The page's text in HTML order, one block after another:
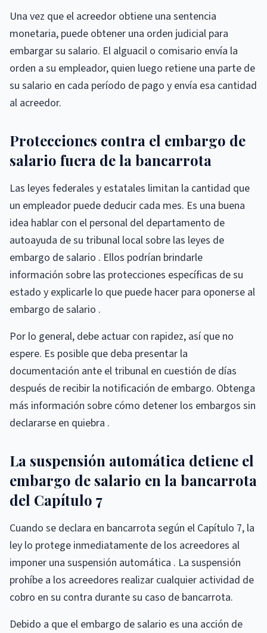
Una vez que el acreedor obtiene una sentencia
monetaria, puede obtener una orden judicial para
embargar su salario. El alguacil o comisario envía la
orden a su empleador, quien luego retiene una parte de
su salario en cada período de pago y envía esa cantidad
al acreedor.
Protecciones contra el embargo de
salario fuera de la bancarrota
Las leyes federales y estatales limitan la cantidad que
un empleador puede deducir cada mes. Es una buena
idea hablar con el personal del departamento de
autoayuda de su tribunal local sobre las leyes de
embargo de salario . Ellos podrían brindarle
información sobre las protecciones específicas de su
estado y explicarle lo que puede hacer para oponerse al
embargo de salario .
Por lo general, debe actuar con rapidez, así que no
espere. Es posible que deba presentar la
documentación ante el tribunal en cuestión de días
después de recibir la notificación de embargo. Obtenga
más información sobre cómo detener los embargos sin
declararse en quiebra .
La suspensión automática detiene el
embargo de salario en la bancarrota
del Capítulo 7
Cuando se declara en bancarrota según el Capítulo 7, la
ley lo protege inmediatamente de los acreedores al
imponer una suspensión automática . La suspensión
prohíbe a los acreedores realizar cualquier actividad de
cobro en su contra durante su caso de bancarrota.
Debido a que el embargo de salario es una acción de